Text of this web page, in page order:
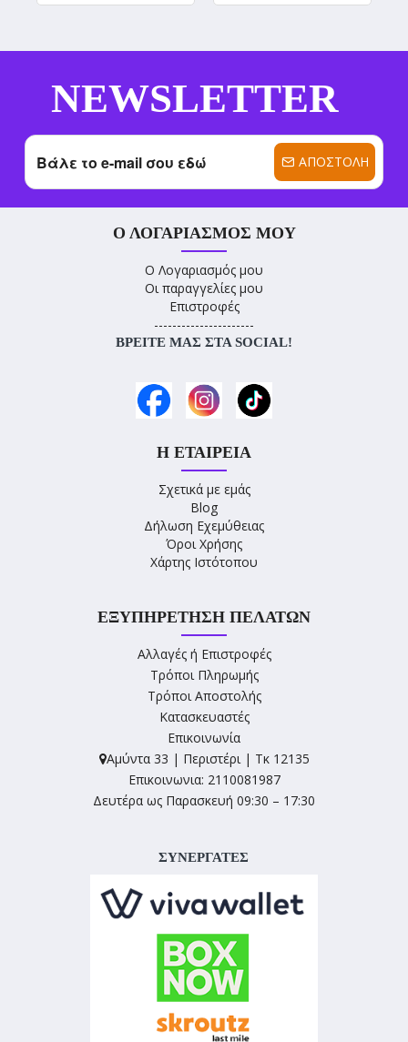
NEWSLETTER
ΑΠΟΣΤΟΛΉ
Ο ΛΟΓΑΡΙΑΣΜΌΣ ΜΟΥ
Ο Λογαριασμός μου
Οι παραγγελίες μου
Επιστροφές
----------------------
ΒΡΕΊΤΕ ΜΑΣ ΣΤΑ SOCIAL!
Η ΕΤΑΙΡΕΊΑ
Σχετικά με εμάς
Blog
Δήλωση Εχεμύθειας
Όροι Χρήσης
Χάρτης Ιστότοπου
ΕΞΥΠΗΡΈΤΗΣΗ ΠΕΛΑΤΏΝ
Αλλαγές ή Επιστροφές
Τρόποι Πληρωμής
Τρόποι Αποστολής
Κατασκευαστές
Επικοινωνία
Αμύντα 33 | Περιστέρι | Τκ 12135
Επικοινωνια: 2110081987
Δευτέρα ως Παρασκευή 09:30 – 17:30
ΣΥΝΕΡΓΑΤΕΣ